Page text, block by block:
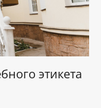
этикета